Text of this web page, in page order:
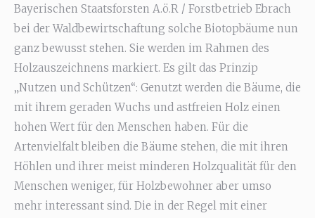
Bayerischen Staatsforsten A.ö.R / Forstbetrieb Ebrach
bei der Waldbewirtschaftung solche Biotopbäume nun
ganz bewusst stehen. Sie werden im Rahmen des
Holzauszeichnens markiert. Es gilt das Prinzip
„Nutzen und Schützen“: Genutzt werden die Bäume, die
mit ihrem geraden Wuchs und astfreien Holz einen
hohen Wert für den Menschen haben. Für die
Artenvielfalt bleiben die Bäume stehen, die mit ihren
Höhlen und ihrer meist minderen Holzqualität für den
Menschen weniger, für Holzbewohner aber umso
mehr interessant sind. Die in der Regel mit einer